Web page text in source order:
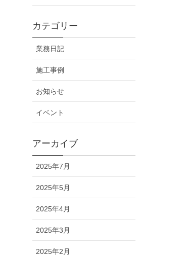
カテゴリー
業務日記
施工事例
お知らせ
イベント
アーカイブ
2025年7月
2025年5月
2025年4月
2025年3月
2025年2月